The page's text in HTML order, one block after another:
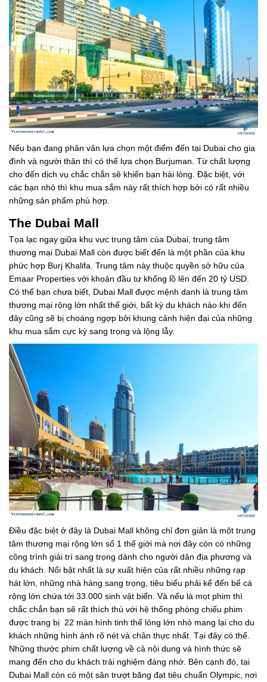
Nếu bạn đang phân vân lựa chọn một điểm đến tại Dubai cho gia
đình và người thân thì có thể lựa chọn Burjuman. Từ chất lượng
cho đến dịch vụ chắc chắn sẽ khiến bạn hài lòng. Đặc biệt, với
các bạn nhỏ thì khu mua sắm này rất thích hợp bởi có rất nhiều
những sản phẩm phù hợp.
The Dubai Mall
Tọa lạc ngay giữa khu vực trung tâm của Dubai, trung tâm
thương mại Dubai Mall còn được biết đến là một phần của khu
phức hợp Burj Khalifa. Trung tâm này thuộc quyền sở hữu của
Emaar Properties với khoản đầu tư khổng lồ lên đến 20 tỷ USD.
Có thể bạn chưa biết, Dubai Mall được mệnh danh là trung tâm
thương mại rộng lớn nhất thế giới, bất kỳ du khách nào khi đến
đây cũng sẽ bị choáng ngợp bởi khung cảnh hiện đại của những
khu mua sắm cực kỳ sang trọng và lộng lẫy.
Điều đặc biệt ở đây là Dubai Mall không chỉ đơn giản là một trung
tâm thương mại rộng lớn số 1 thế giới mà nơi đây còn có những
công trình giải trí sang trọng dành cho người dân địa phương và
du khách. Nổi bật nhất là sự xuất hiện của rất nhiều những rạp
hát lớn, những nhà hàng sang trọng, tiêu biểu phải kể đến bể cá
rộng lớn chứa tới 33.000 sinh vật biển. Và nếu là mọt phim thì
chắc chắn bạn sẽ rất thích thú với hệ thống phòng chiếu phim
được trang bị 22 màn hình tinh thể lỏng lớn nhỏ mang lại cho du
khách những hình ảnh rõ nét và chân thực nhất. Tại đây có thể.
Những thước phim chất lượng về cả nội dung và hình thức sẽ
mang đến cho du khách trải nghiệm đáng nhớ. Bên cạnh đó, tại
Dubai Mall còn có một sân trượt băng đạt tiêu chuẩn Olympic, nơi